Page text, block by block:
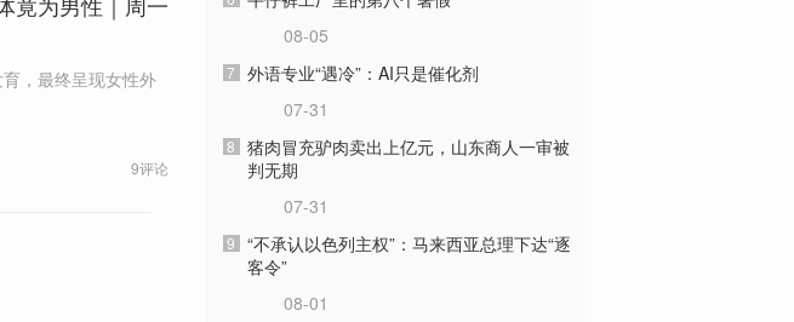
，最终呈现女性外
9评论
08-05
7
外语专业“遇冷”：AI只是催化剂
07-31
8
猪肉冒充驴肉卖出上亿元，山东商人一审被
判无期
07-31
9
“不承认以色列主权”：马来西亚总理下达“逐
客令”
08-01